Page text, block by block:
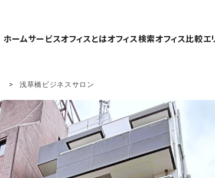
ホームサービスオフィスとはオフィス検索オフィス比較エ
浅草橋ビジネスサロン